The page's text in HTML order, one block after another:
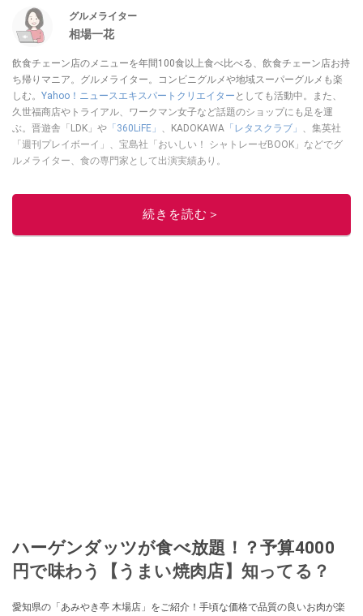
グルメライター
相場一花
飲食チェーン店のメニューを年間100食以上食べ比べる、飲食チェーン店お持
ち帰りマニア。グルメライター。コンビニグルメや地域スーパーグルメも楽
しむ。 Yahoo！ニュースエキスパートクリエイター としても活動中。また、
久世福商店やトライアル、ワークマン女子など話題のショップにも足を運
ぶ。晋遊舎「LDK」や 「360LiFE」 、KADOKAWA 「レタスクラブ」
、集英社
「週刊プレイボーイ」、宝島社「おいしい！ シャトレーゼBOOK」などでグ
ルメライター、食の専門家として出演実績あり。
続きを読む＞
ハーゲンダッツが食べ放題！？予算4000
円で味わう【うまい焼肉店】知ってる？
愛知県の「あみやき亭 木場店」をご紹介！手頃な価格で品質の良いお肉が楽